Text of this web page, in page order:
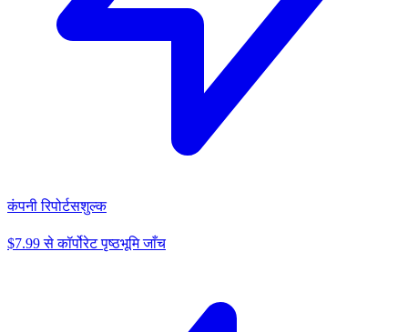
कंपनी रिपोर्टसशुल्क
$7.99 से कॉर्पोरेट पृष्ठभूमि जाँच